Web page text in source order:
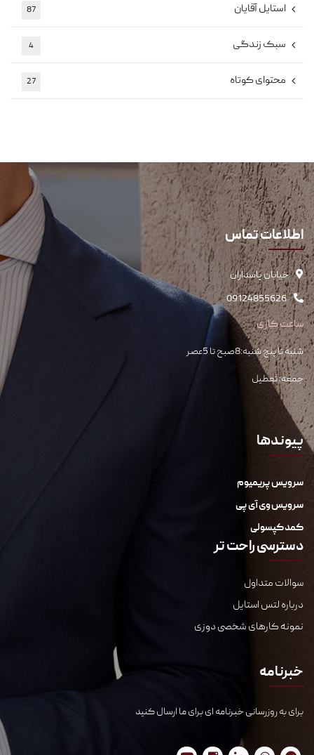
استایل آقایان 87
سبک زندگی 4
محتوای کوتاه 27
اطلاعات تماس
خیابان پاسداران
09124855626
ساعت کاری
شنبه تا پنج شنبه:8صبح تا 5عصر
جمعه: تعطیل
پیوندها
سرویس پریمیوم
سرویس وی آی پی
کمد کپسولی
دسترسی راحت تر
سوالات متداول
درباره لتس استایل
نمونه کارهای شخصی دوزی
خبرنامه
برای به روزرسانی خبرنامه ای برای ما ارسال کنید